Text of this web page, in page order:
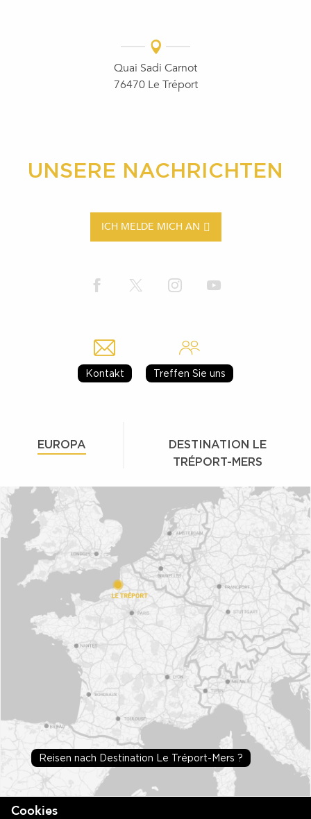
Quai Sadi Carnot
76470 Le Tréport
UNSERE NACHRICHTEN
ICH MELDE MICH AN
Kontakt Treffen Sie uns
EUROPA
DESTINATION LE
TRÉPORT-MERS
Reisen nach Destination Le Tréport-Mers ?
Cookies